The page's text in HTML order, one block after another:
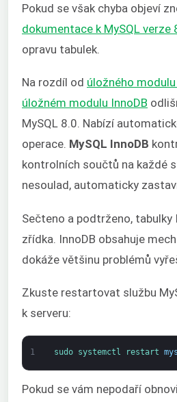
Pokud se však chyba objeví
dokumentace k MySQL verze
opravu tabulek.
Na rozdíl od úložného
úložném modulu InnoDB
MySQL 8.0. Nabízí
operace. MySQL InnoDB
kontrolních součtů na každé
nesoulad, automaticky
Sečteno a podtrženo, tabulky
zřídka. InnoDB obsahuje
dokáže většinu problémů
Zkuste restartovat službu
k serveru:
1 sudo systemctl restart
Pokud se vám nepodaří